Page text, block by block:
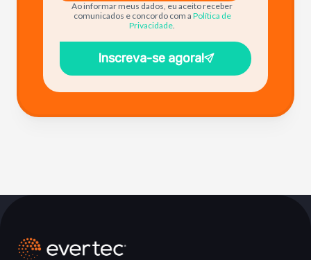
Ao informar meus dados, eu aceito receber
comunicados e concordo com a Política de
Privacidade.
Inscreva-se agora!